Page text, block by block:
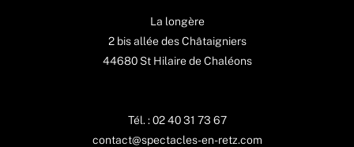
La longère
2 bis allée des Châtaigniers
44680 St Hilaire de Chaléons
Tél. : 02 40 31 73 67
contact@spectacles-en-retz.com